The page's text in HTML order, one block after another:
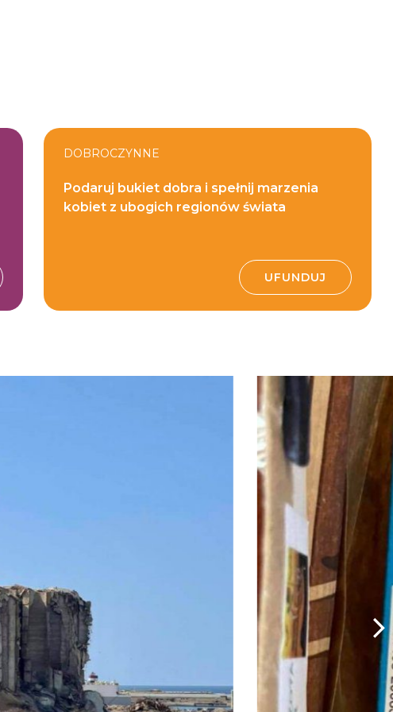
DOBROCZYNNE
Podaruj bukiet dobra i spełnij marzenia
kobiet z ubogich regionów świata
UFUNDUJ